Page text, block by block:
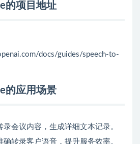
的项目地址
docs/guides/speech-to-
的应用场景
录会议内容，生成详细文本记录。
确转录客户语音，提升服务效率。